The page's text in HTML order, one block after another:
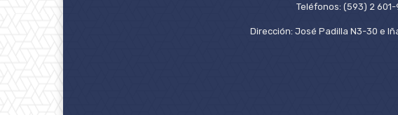
Teléfonos: (593) 2
Dirección: José Padilla N3-30 e